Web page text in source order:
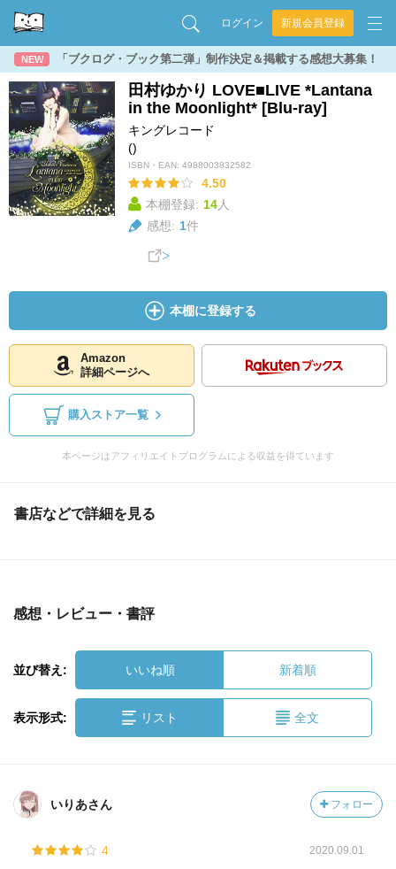
ログイン 新規会員登録
NEW 「ブクログ・ブック第二弾」制作決定＆掲載する感想大募集！
田村ゆかり LOVE■LIVE *Lantana
in the Moonlight* [Blu-ray]
キングレコード
()
ISBN・EAN: 4988003832582
4.50
本棚登録: 14人
感想: 1件
本棚に登録する
Amazon
詳細ページへ
購入ストア一覧
本ページはアフィリエイトプログラムによる収益を得ています
書店などで詳細を見る
感想・レビュー・書評
並び替え: いいね順 新着順
表示形式: リスト 全文
いりあさん フォロー
4 2020.09.01